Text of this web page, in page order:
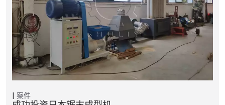
案件